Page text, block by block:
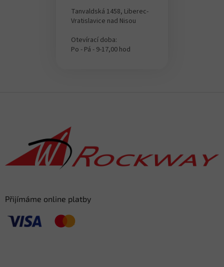
Tanvaldská 1458, Liberec-
Vratislavice nad Nisou
Otevírací doba:
Po - Pá - 9-17,00 hod
Přijímáme online platby